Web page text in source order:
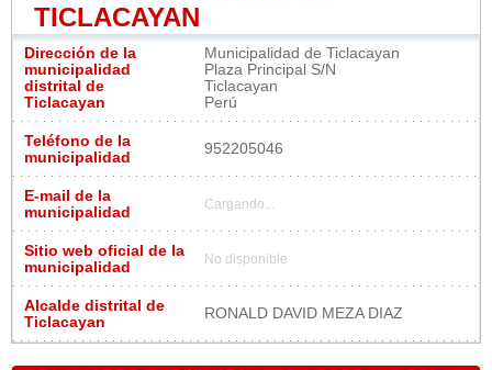
TICLACAYAN
Dirección de la
municipalidad
distrital de
Ticlacayan
Municipalidad de Ticlacayan
Plaza Principal S/N
Ticlacayan
Perú
Teléfono de la
municipalidad
952205046
E-mail de la
municipalidad
Cargando...
Sitio web oficial de la
municipalidad
No disponible
Alcalde distrital de
Ticlacayan
RONALD DAVID MEZA DIAZ